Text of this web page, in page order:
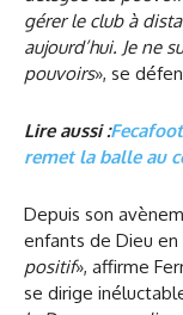
gérer le club à
aujourd’hui. Je ne
pouvoirs», se
Lire aussi :
remet la balle au
Depuis son
enfants de Dieu en
positif», affirme
se dirige